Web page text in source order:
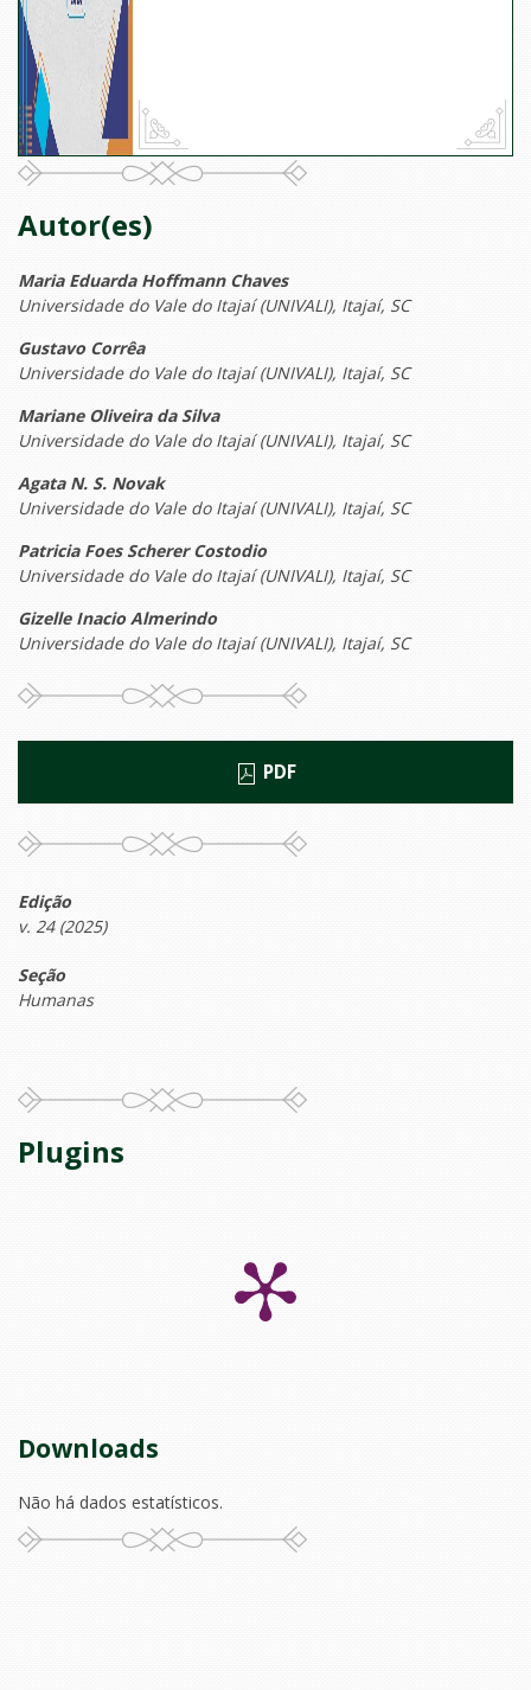
Autor(es)
Maria Eduarda Hoffmann Chaves
Universidade do Vale do Itajaí (UNIVALI), Itajaí, SC
Gustavo Corrêa
Universidade do Vale do Itajaí (UNIVALI), Itajaí, SC
Mariane Oliveira da Silva
Universidade do Vale do Itajaí (UNIVALI), Itajaí, SC
Agata N. S. Novak
Universidade do Vale do Itajaí (UNIVALI), Itajaí, SC
Patricia Foes Scherer Costodio
Universidade do Vale do Itajaí (UNIVALI), Itajaí, SC
Gizelle Inacio Almerindo
Universidade do Vale do Itajaí (UNIVALI), Itajaí, SC
PDF
Edição
v. 24 (2025)
Seção
Humanas
Plugins
Downloads
Não há dados estatísticos.